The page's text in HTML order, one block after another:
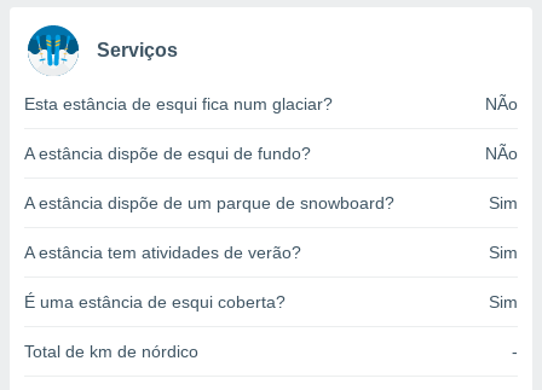
na
de
ou aceder
Serviços
Esta estância de esqui fica num glaciar? NÃo
A estância dispõe de esqui de fundo? NÃo
A estância dispõe de um parque de snowboard? Sim
A estância tem atividades de verão? Sim
É uma estância de esqui coberta? Sim
Total de km de nórdico -